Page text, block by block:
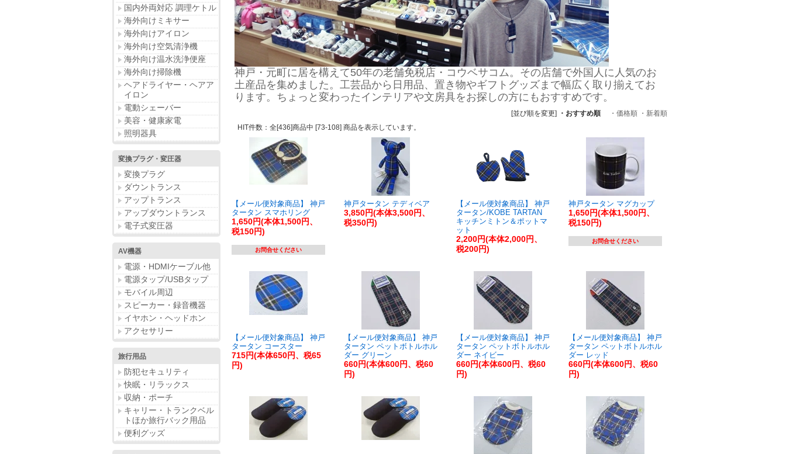
国内外両対応 調理ケトル
海外向けミキサー
海外向けアイロン
海外向け空気清浄機
海外向け温水洗浄便座
海外向け掃除機
ヘアドライヤー・ヘアア
イロン
電動シェーバー
美容・健康家電
照明器具
変換プラグ・変圧器
変換プラグ
ダウントランス
アップトランス
アップダウントランス
電子式変圧器
AV機器
電源・HDMIケーブル他
電源タップ/USBタップ
モバイル周辺
スピーカー・録音機器
イヤホン・ヘッドホン
アクセサリー
旅行用品
防犯セキュリティ
快眠・リラックス
収納・ポーチ
キャリー・トランクベル
トほか旅行バック用品
便利グッズ
神戸・元町に居を構えて50年の老舗免税店・コウベサコム。その店舗で外国人に人気のお
土産品を集めました。工芸品から日用品、置き物やギフトグッズまで幅広く取り揃えてお
ります。ちょっと変わったインテリアや文房具をお探しの方にもおすすめです。
[並び順を変更] ・おすすめ順 ・価格順 ・新着順
HIT件数：全[436]商品中 [73-108] 商品を表示しています。
【メール便対象商品】 神戸
タータン スマホリング
1,650円(本体1,500円、
税150円)
お問合せください
神戸タータン テディベア
3,850円(本体3,500円、
税350円)
【メール便対象商品】 神戸
タータン/KOBE TARTAN
キッチンミトン＆ポットマ
ット
2,200円(本体2,000円、
税200円)
神戸タータン マグカップ
1,650円(本体1,500円、
税150円)
お問合せください
【メール便対象商品】 神戸
タータン コースター
715円(本体650円、税65
円)
【メール便対象商品】 神戸
タータン ペットボトルホル
ダー グリーン
660円(本体600円、税60
円)
【メール便対象商品】 神戸
タータン ペットボトルホル
ダー ネイビー
660円(本体600円、税60
円)
【メール便対象商品】 神戸
タータン ペットボトルホル
ダー レッド
660円(本体600円、税60
円)